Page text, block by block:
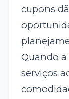
cupons
Quando
serviços